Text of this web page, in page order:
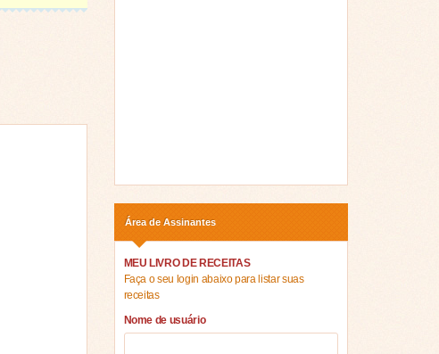
Área de Assinantes
MEU LIVRO DE RECEITAS
Faça o seu login abaixo para listar suas
receitas
Nome de usuário